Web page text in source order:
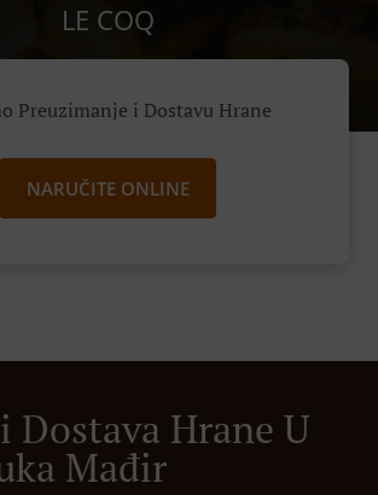
LE COQ
Preuzimanje i Dostavu Hrane
NARUČITE ONLINE
Dostava Hrane U
Mađir